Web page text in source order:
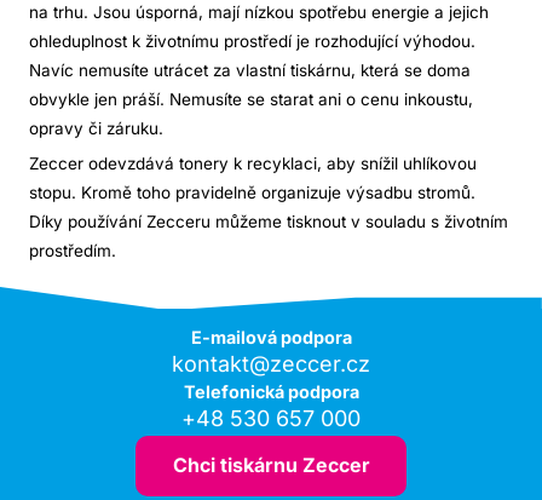
na trhu. Jsou úsporná, mají nízkou spotřebu energie a jejich
ohleduplnost k životnímu prostředí je rozhodující výhodou.
Navíc nemusíte utrácet za vlastní tiskárnu, která se doma
obvykle jen práší. Nemusíte se starat ani o cenu inkoustu,
opravy či záruku.
Zeccer odevzdává tonery k recyklaci, aby snížil uhlíkovou
stopu. Kromě toho pravidelně organizuje výsadbu stromů.
Díky používání Zecceru můžeme tisknout v souladu s životním
prostředím.
E-mailová podpora
kontakt@zeccer.cz
Telefonická podpora
+48 530 657 000
Chci tiskárnu Zeccer